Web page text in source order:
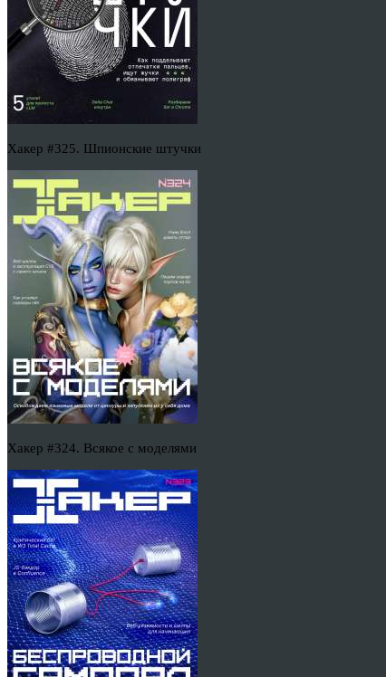
Хакер #325. Шпионские штучки
Хакер #324. Всякое с моделями